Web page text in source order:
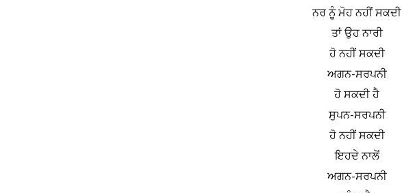
ਨਰ ਨੂੰ ਮੋਹ ਨਹੀਂ ਸਕਦੀ
ਤਾਂ ਉਹ ਨਾਰੀ
ਹੋ ਨਹੀਂ ਸਕਦੀ
ਅਗਨ-ਸਰਪਨੀ
ਹੋ ਸਕਦੀ ਹੈ
ਸੁਪਨ-ਸਰਪਨੀ
ਹੋ ਨਹੀਂ ਸਕਦੀ
ਇਹਦੇ ਨਾਲੋਂ
ਅਗਨ-ਸਰਪਨੀ